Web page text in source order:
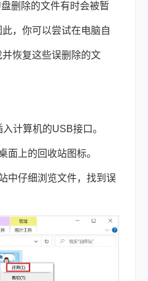
删除的文件有时会被暂
，你可以尝试在电脑自
恢复这些误删除的文
计算机的USB接口。
面上的回收站图标。
中仔细浏览文件，找到误